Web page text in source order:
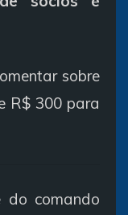
sobre
R$ 300 para
do comando